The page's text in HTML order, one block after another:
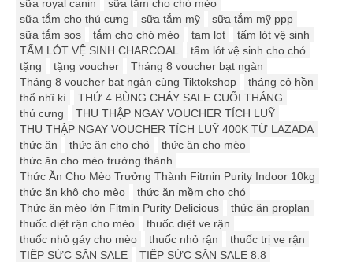
sữa royal canin
sữa tắm cho chó mèo
sữa tắm cho thú cưng
sữa tắm mỹ
sữa tắm mỹ ppp
sữa tắm sos
tắm cho chó mèo tam lot
tấm lót vệ sinh
TẤM LÓT VỆ SINH CHARCOAL
tấm lót vệ sinh cho chó
tặng
tặng voucher
Tháng 8 voucher bạt ngàn
Tháng 8 voucher bạt ngàn cùng Tiktokshop
tháng cô hồn
thổ nhĩ kì
THỨ 4 BÙNG CHÁY SALE CUỐI THÁNG
thú cưng
THU THẬP NGAY VOUCHER TÍCH LUỸ
THU THẬP NGAY VOUCHER TÍCH LUỸ 400K TỪ LAZADA
thức ăn
thức ăn cho chó
thức ăn cho mèo
thức ăn cho mèo trưởng thành
Thức Ăn Cho Mèo Trưởng Thành Fitmin Purity Indoor 10kg
thức ăn khô cho mèo
thức ăn mềm cho chó
Thức ăn mèo lớn Fitmin Purity Delicious
thức ăn proplan
thuốc diệt rận cho mèo
thuốc diệt ve rận
thuốc nhỏ gáy cho mèo
thuốc nhỏ rận
thuốc trị ve rận
TIẾP SỨC SĂN SALE
TIẾP SỨC SĂN SALE 8.8